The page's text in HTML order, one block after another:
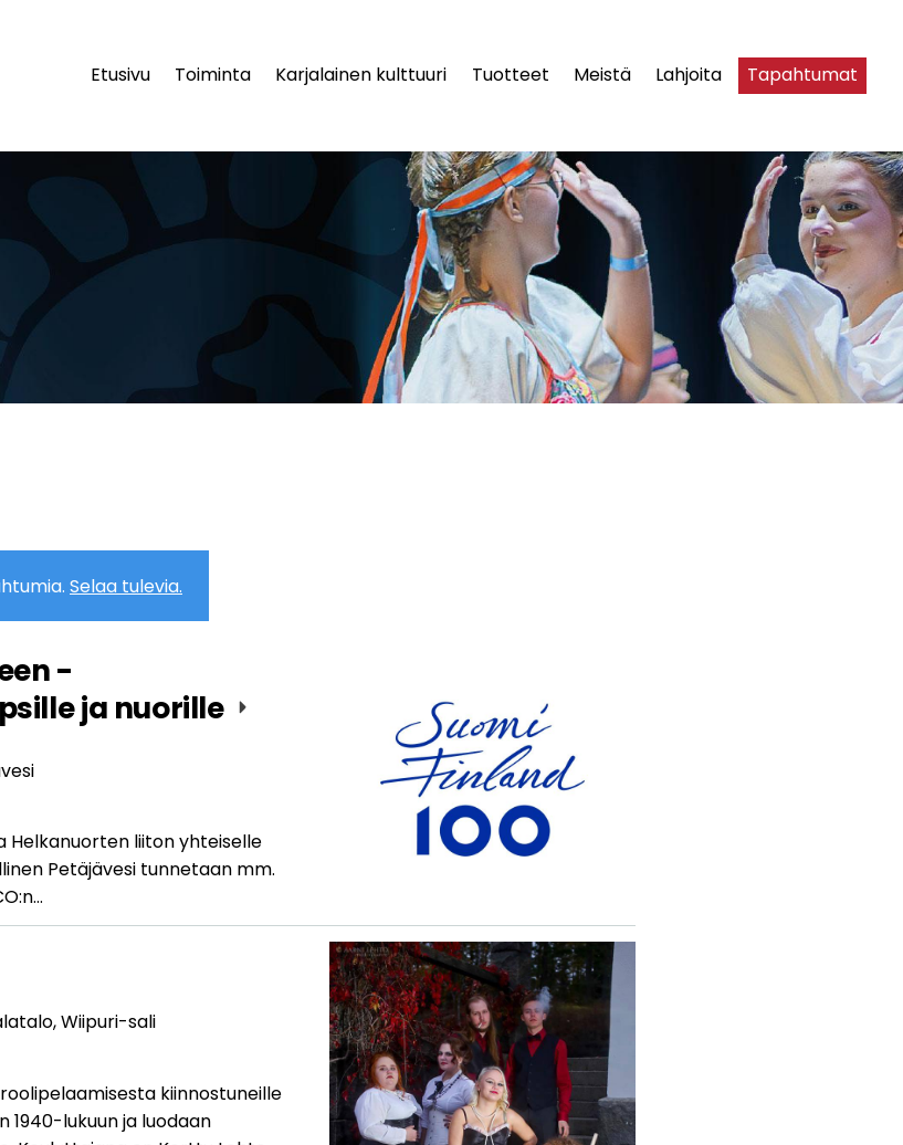
Etusivu Toiminta Karjalainen kulttuuri Tuotteet Meistä Lahjoita Tapahtumat
Selaa tulevia.
-
ja nuorille
Helkanuorten liiton yhteiselle
Petäjävesi tunnetaan mm.
Wiipuri-sali
kiinnostuneille
1940-lukuun ja luodaan